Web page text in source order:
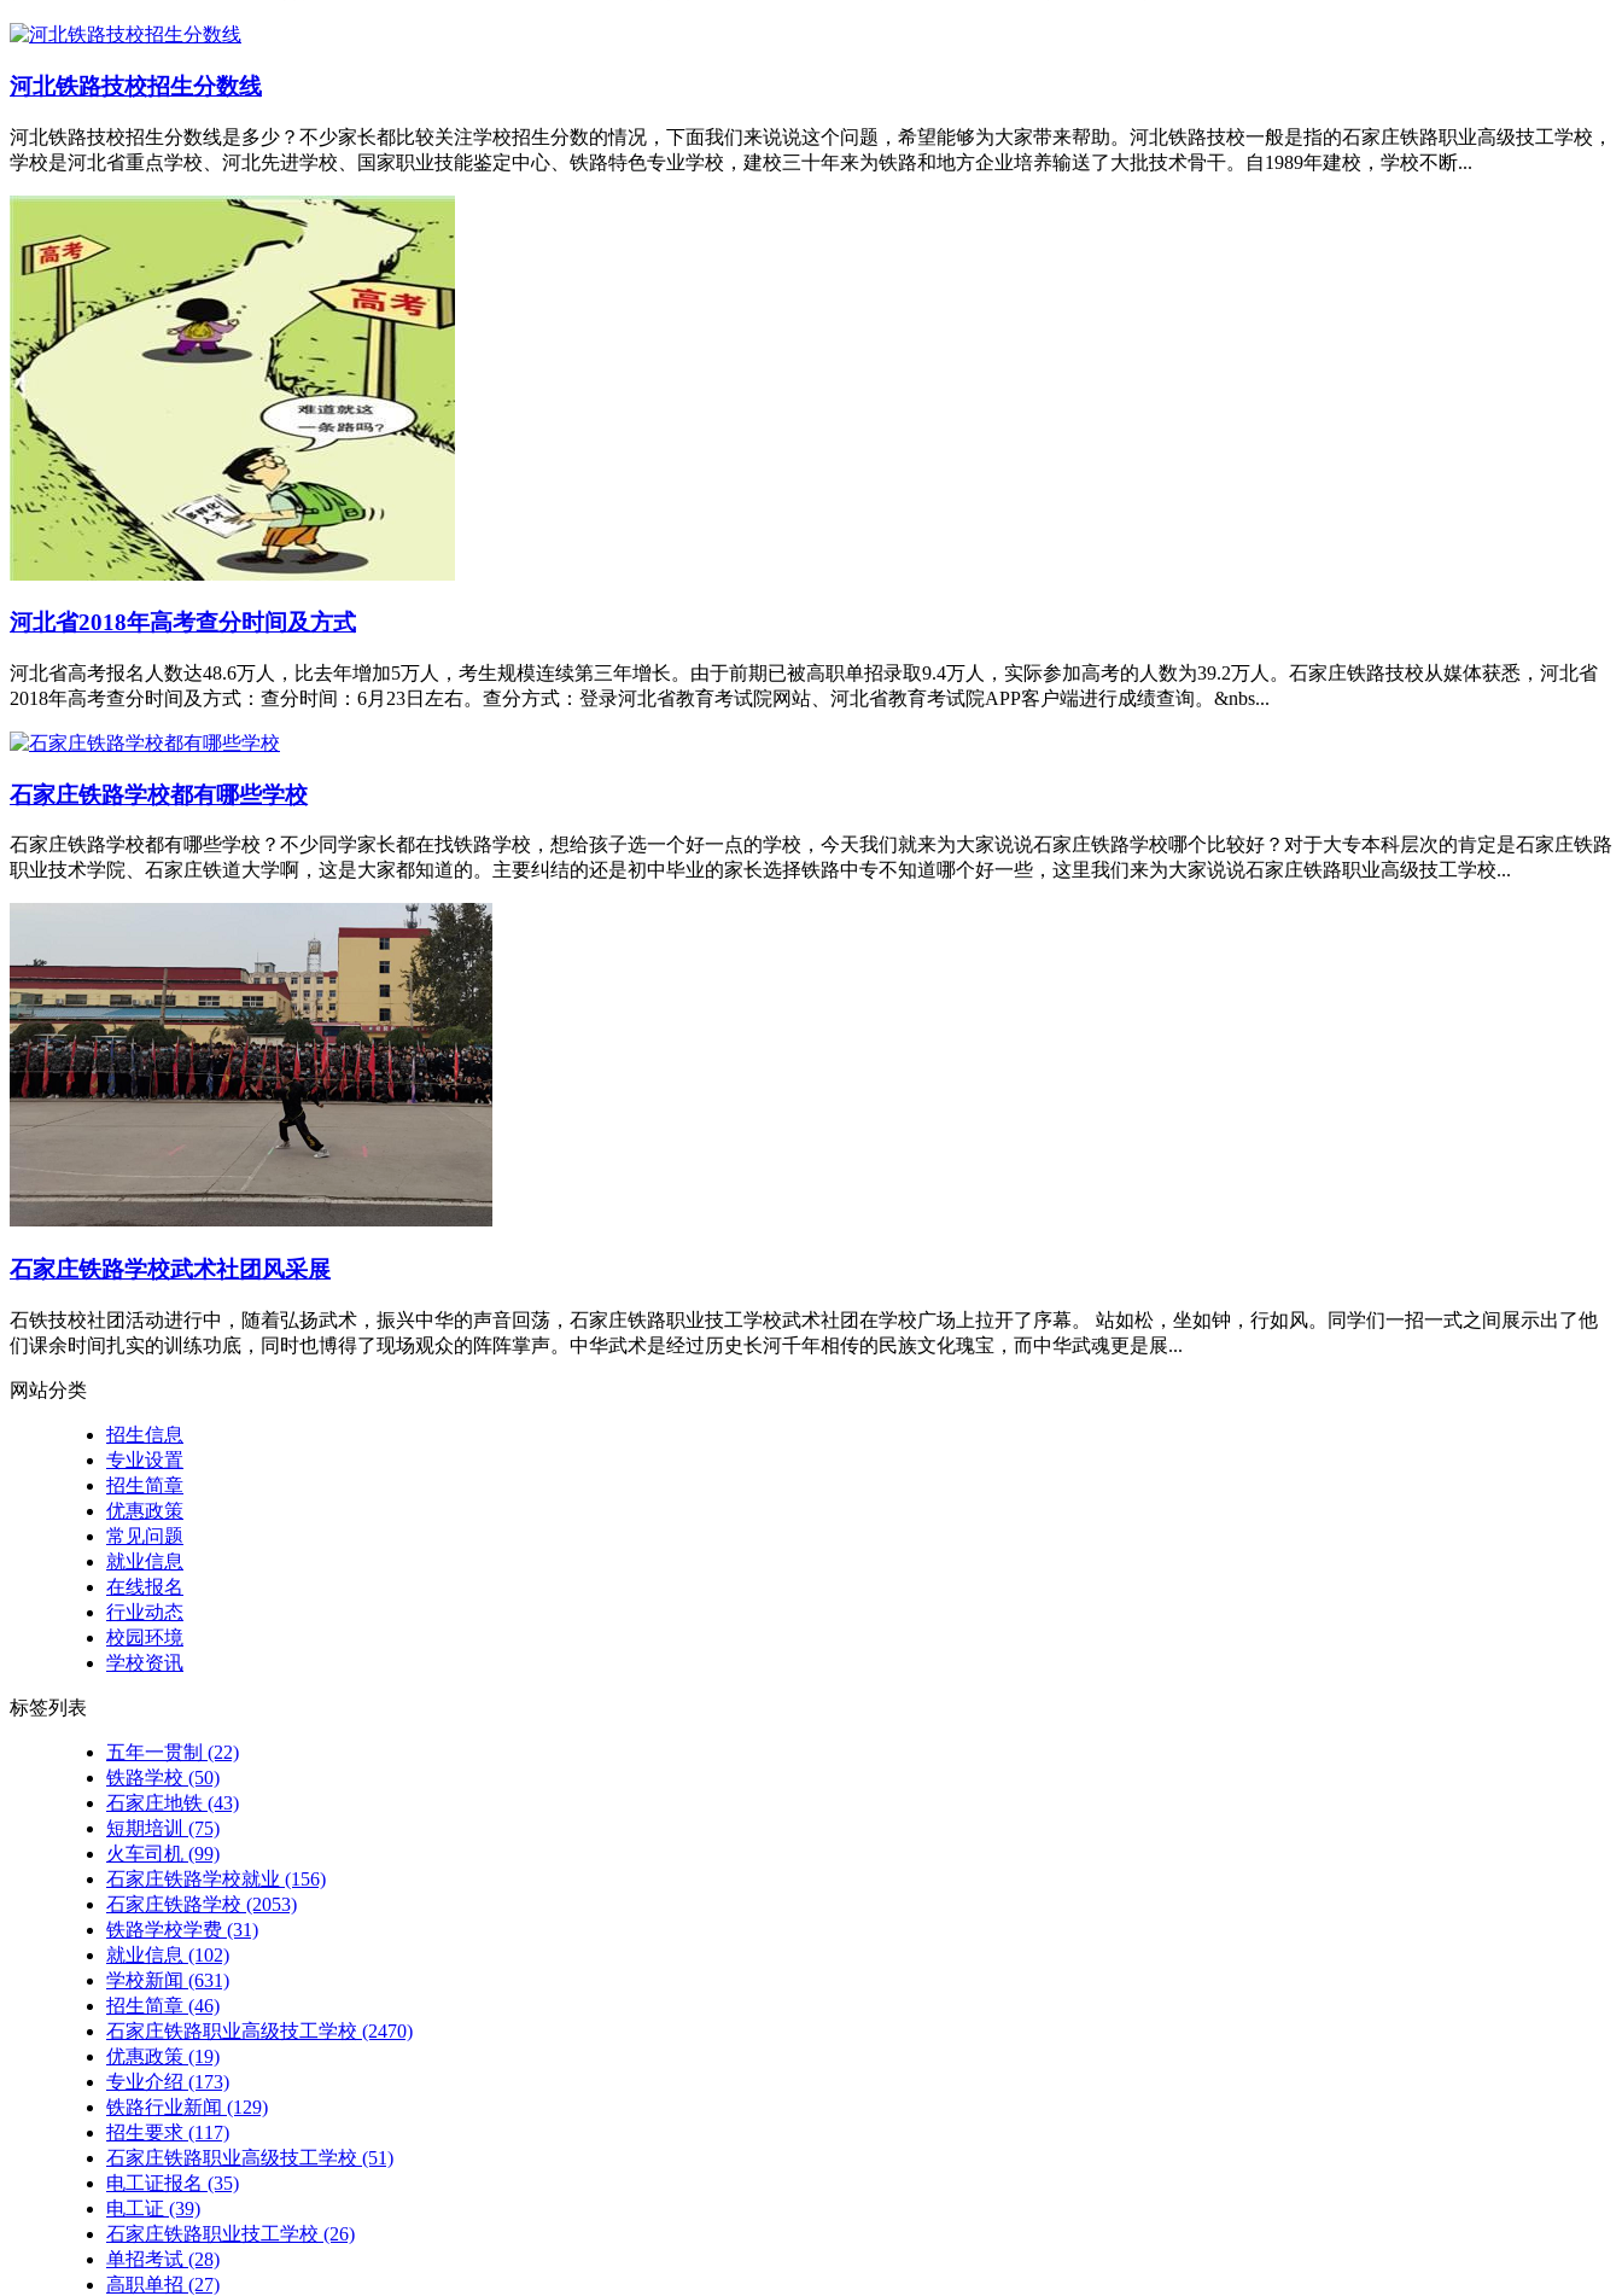
河北铁路技校招生分数线
河北铁路技校招生分数线是多少？不少家长都比较关注学校招生分数的情况，下面我们来说说这个问题，希望能够为大家带来帮助。河北铁路技校一般是指的石家庄铁路职业高级技工学校，
学校是河北省重点学校、河北先进学校、国家职业技能鉴定中心、铁路特色专业学校，建校三十年来为铁路和地方企业培养输送了大批技术骨干。自1989年建校，学校不断...
河北省2018年高考查分时间及方式
河北省高考报名人数达48.6万人，比去年增加5万人，考生规模连续第三年增长。由于前期已被高职单招录取9.4万人，实际参加高考的人数为39.2万人。石家庄铁路技校从媒体获悉，河北省
2018年高考查分时间及方式：查分时间：6月23日左右。查分方式：登录河北省教育考试院网站、河北省教育考试院APP客户端进行成绩查询。&nbs...
石家庄铁路学校都有哪些学校
石家庄铁路学校都有哪些学校？不少同学家长都在找铁路学校，想给孩子选一个好一点的学校，今天我们就来为大家说说石家庄铁路学校哪个比较好？对于大专本科层次的肯定是石家庄铁路
职业技术学院、石家庄铁道大学啊，这是大家都知道的。主要纠结的还是初中毕业的家长选择铁路中专不知道哪个好一些，这里我们来为大家说说石家庄铁路职业高级技工学校...
石家庄铁路学校武术社团风采展
石铁技校社团活动进行中，随着弘扬武术，振兴中华的声音回荡，石家庄铁路职业技工学校武术社团在学校广场上拉开了序幕。 站如松，坐如钟，行如风。同学们一招一式之间展示出了他
们课余时间扎实的训练功底，同时也博得了现场观众的阵阵掌声。中华武术是经过历史长河千年相传的民族文化瑰宝，而中华武魂更是展...
网站分类
招生信息
专业设置
招生简章
优惠政策
常见问题
就业信息
在线报名
行业动态
校园环境
学校资讯
标签列表
五年一贯制 (22)
铁路学校 (50)
石家庄地铁 (43)
短期培训 (75)
火车司机 (99)
石家庄铁路学校就业 (156)
石家庄铁路学校 (2053)
铁路学校学费 (31)
就业信息 (102)
学校新闻 (631)
招生简章 (46)
石家庄铁路职业高级技工学校 (2470)
优惠政策 (19)
专业介绍 (173)
铁路行业新闻 (129)
招生要求 (117)
石家庄铁路职业高级技工学校​ (51)
电工证报名 (35)
电工证 (39)
石家庄铁路职业技工学校 (26)
单招考试 (28)
高职单招 (27)